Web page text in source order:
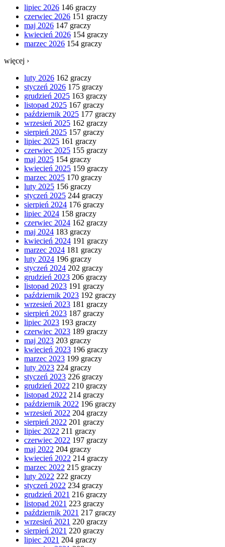
lipiec 2026 146 graczy
czerwiec 2026 151 graczy
maj 2026 147 graczy
kwiecień 2026 154 graczy
marzec 2026 154 graczy
więcej ›
luty 2026 162 graczy
styczeń 2026 175 graczy
grudzień 2025 163 graczy
listopad 2025 167 graczy
październik 2025 177 graczy
wrzesień 2025 162 graczy
sierpień 2025 157 graczy
lipiec 2025 161 graczy
czerwiec 2025 155 graczy
maj 2025 154 graczy
kwiecień 2025 159 graczy
marzec 2025 170 graczy
luty 2025 156 graczy
styczeń 2025 244 graczy
sierpień 2024 176 graczy
lipiec 2024 158 graczy
czerwiec 2024 162 graczy
maj 2024 183 graczy
kwiecień 2024 191 graczy
marzec 2024 181 graczy
luty 2024 196 graczy
styczeń 2024 202 graczy
grudzień 2023 206 graczy
listopad 2023 191 graczy
październik 2023 192 graczy
wrzesień 2023 181 graczy
sierpień 2023 187 graczy
lipiec 2023 193 graczy
czerwiec 2023 189 graczy
maj 2023 203 graczy
kwiecień 2023 196 graczy
marzec 2023 199 graczy
luty 2023 224 graczy
styczeń 2023 226 graczy
grudzień 2022 210 graczy
listopad 2022 214 graczy
październik 2022 196 graczy
wrzesień 2022 204 graczy
sierpień 2022 201 graczy
lipiec 2022 211 graczy
czerwiec 2022 197 graczy
maj 2022 204 graczy
kwiecień 2022 214 graczy
marzec 2022 215 graczy
luty 2022 222 graczy
styczeń 2022 234 graczy
grudzień 2021 216 graczy
listopad 2021 223 graczy
październik 2021 217 graczy
wrzesień 2021 220 graczy
sierpień 2021 220 graczy
lipiec 2021 204 graczy